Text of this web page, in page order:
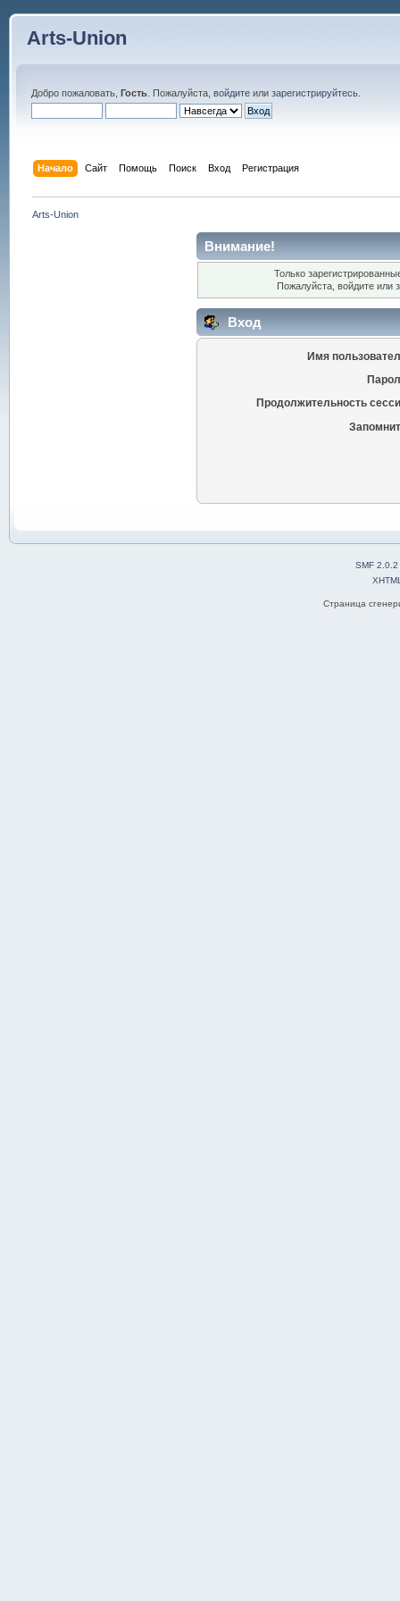
Arts-Union
Добро пожаловать, Гость. Пожалуйста, войдитеили зарегистрируйтесь.
Начало Сайт Помощь Поиск Вход Регистрация
Arts-Union
Внимание!
Только
Пожалуйста, войдите или
Вход
Имя
Продолжительность
SMF 2.0.2
Страница